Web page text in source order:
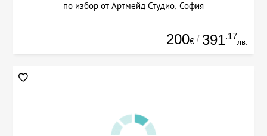
по избор от Артмейд Студио, София
200€ / 391.17
лв.